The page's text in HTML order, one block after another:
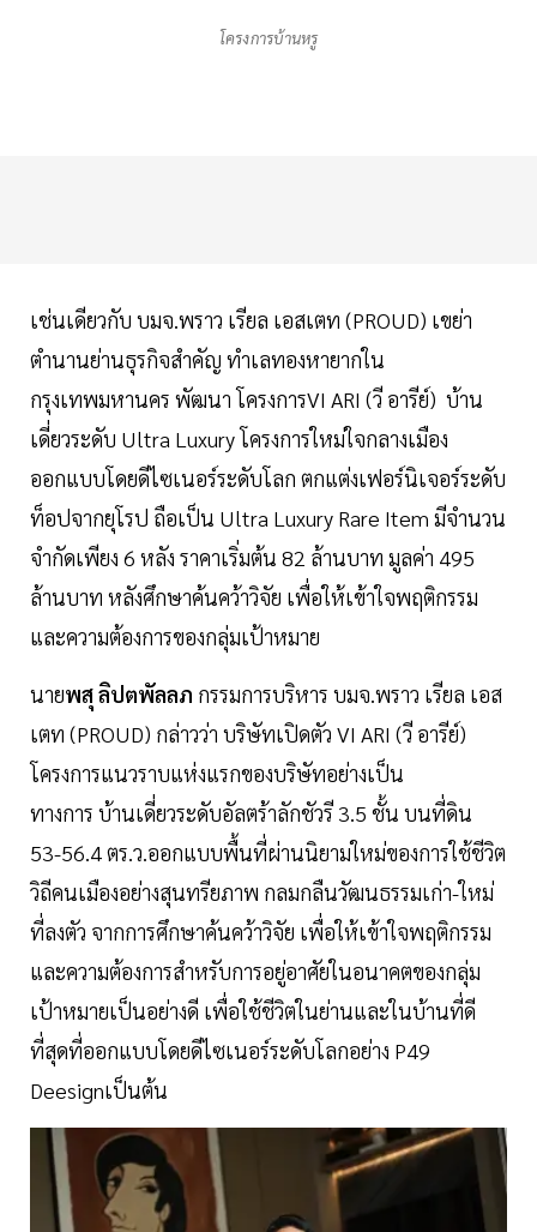
โครงการบ้านหรู
เช่นเดียวกับ บมจ.พราว เรียล เอสเตท (PROUD) เขย่า
ตำนานย่านธุรกิจสำคัญ ทำเลทองหายากใน
กรุงเทพมหานคร พัฒนา โครงการVI ARI (วี อารีย์) บ้าน
เดี่ยวระดับ Ultra Luxury โครงการใหม่ใจกลางเมือง
ออกแบบโดยดีไซเนอร์ระดับโลก ตกแต่งเฟอร์นิเจอร์ระดับ
ท็อปจากยุโรป ถือเป็น Ultra Luxury Rare Item มีจำนวน
จำกัดเพียง 6 หลัง ราคาเริ่มต้น 82 ล้านบาท มูลค่า 495
ล้านบาท หลังศึกษาค้นคว้าวิจัย เพื่อให้เข้าใจพฤติกรรม
และความต้องการของกลุ่มเป้าหมาย
นายพสุ ลิปตพัลลภ กรรมการบริหาร บมจ.พราว เรียล เอส
เตท (PROUD) กล่าวว่า บริษัทเปิดตัว VI ARI (วี อารีย์)
โครงการแนวราบแห่งแรกของบริษัทอย่างเป็น
ทางการ บ้านเดี่ยวระดับอัลตร้าลักชัวรี 3.5 ชั้น บนที่ดิน
53-56.4 ตร.ว.ออกแบบพื้นที่ผ่านนิยามใหม่ของการใช้ชีวิต
วิถีคนเมืองอย่างสุนทรียภาพ กลมกลืนวัฒนธรรมเก่า-ใหม่
ที่ลงตัว จากการศึกษาค้นคว้าวิจัย เพื่อให้เข้าใจพฤติกรรม
และความต้องการสำหรับการอยู่อาศัยในอนาคตของกลุ่ม
เป้าหมายเป็นอย่างดี เพื่อใช้ชีวิตในย่านและในบ้านที่ดี
ที่สุดที่ออกแบบโดยดีไซเนอร์ระดับโลกอย่าง P49
Deesignเป็นต้น